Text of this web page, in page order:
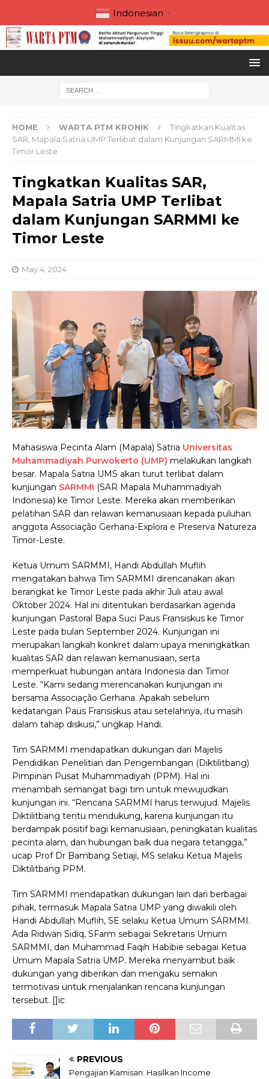
Indonesian ▼
HOME WARTA PTM KRONIK
Tingkatkan Kualitas
SAR, Mapala Satria UMP Terlibat dalam Kunjungan SARMMI ke
Timor Leste
Tingkatkan Kualitas SAR,
Mapala Satria UMP Terlibat
dalam Kunjungan SARMMI ke
Timor Leste
May 4, 2024
Mahasiswa Pecinta Alam (Mapala) Satria Universitas
Muhammadiyah Purwokerto (UMP) melakukan langkah
besar. Mapala Satria UMS akan turut terlibat dalam
kunjungan SARMMI (SAR Mapala Muhammadiyah
Indonesia) ke Timor Leste. Mereka akan memberikan
pelatihan SAR dan relawan kemanusiaan kepada puluhan
anggota Associação Gerhana-Explora e Preserva Natureza
Timor-Leste.
Ketua Umum SARMMI, Handi Abdullah Muflih
mengatakan bahwa Tim SARMMI direncanakan akan
berangkat ke Timor Leste pada akhir Juli atau awal
Oktober 2024. Hal ini ditentukan berdasarkan agenda
kunjungan Pastoral Bapa Suci Paus Fransiskus ke Timor
Leste pada bulan September 2024. Kunjungan ini
merupakan langkah konkret dalam upaya meningkatkan
kualitas SAR dan relawan kemanusiaan, serta
memperkuat hubungan antara Indonesia dan Timor
Leste. “Kami sedang merencanakan kunjungan ini
bersama Associação Gerhana. Apakah sebelum
kedatangan Paus Fransiskus atau setelahnya, itu masih
dalam tahap diskusi,” ungkap Handi.
Tim SARMMI mendapatkan dukungan dari Majelis
Pendidikan Penelitian dan Pengembangan (Diktilitbang)
Pimpinan Pusat Muhammadiyah (PPM). Hal ini
menambah semangat bagi tim untuk mewujudkan
kunjungan ini. “Rencana SARMMI harus terwujud. Majelis
Diktilitbang tentu mendukung, karena kunjungan itu
berdampak positif bagi kemanusiaan, peningkatan kualitas
pecinta alam, dan hubungan baik dua negara tetangga,”
ucap Prof Dr Bambang Setiaji, MS selaku Ketua Majelis
Diktilitbang PPM.
Tim SARMMI mendapatkan dukungan lain dari berbagai
pihak, termasuk Mapala Satria UMP yang diwakili oleh
Handi Abdullah Muflih, SE selaku Ketua Umum SARMMI.
Ada Ridwan Sidiq, SFarm sebagai Sekretaris Umum
SARMMI, dan Muhammad Faqih Habibie sebagai Ketua
Umum Mapala Satria UMP. Mereka menyambut baik
dukungan yang diberikan dan mengaku semakin
termotivasi untuk menjalankan rencana kunjungan
tersebut. []ic
PREVIOUS
Pengajian Kamisan: Hasilkan Income